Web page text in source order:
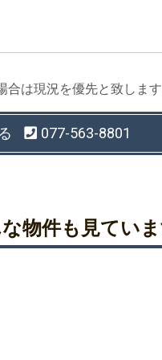
は現況を優先と致しま
077-563-8801
物件も見てい